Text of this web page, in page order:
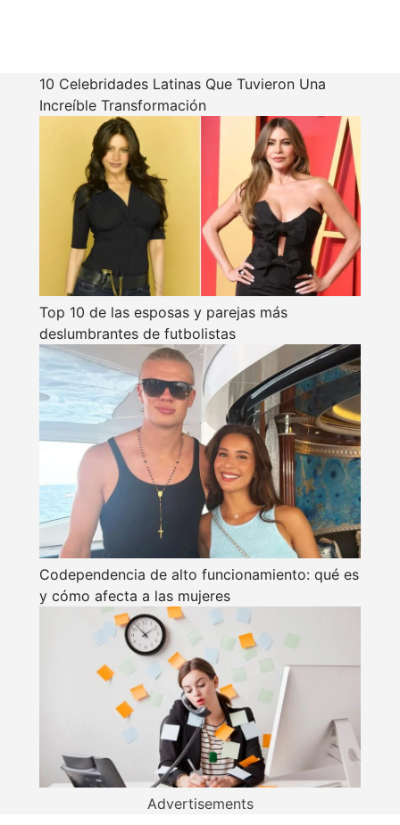
10 Celebridades Latinas Que Tuvieron Una
Increíble Transformación
Top 10 de las esposas y parejas más
deslumbrantes de futbolistas
Codependencia de alto funcionamiento: qué es
y cómo afecta a las mujeres
Advertisements